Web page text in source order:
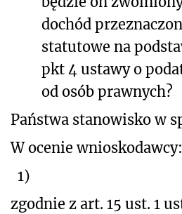
dochód
statutowe na
pkt 4 ustawy o
od osób prawnych?
Państwa stanowisko w
W ocenie wnioskodawcy:
1)
zgodnie z art. 15 ust. 1